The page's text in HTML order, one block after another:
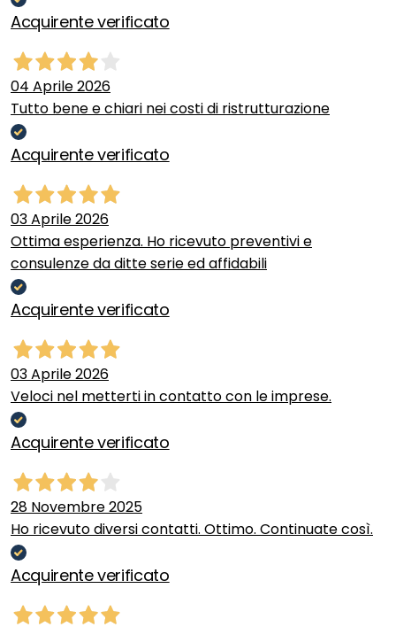
Acquirente verificato
04 Aprile 2026
Tutto bene e chiari nei costi di ristrutturazione
Acquirente verificato
03 Aprile 2026
Ottima esperienza. Ho ricevuto preventivi e
consulenze da ditte serie ed affidabili
Acquirente verificato
03 Aprile 2026
Veloci nel metterti in contatto con le imprese.
Acquirente verificato
28 Novembre 2025
Ho ricevuto diversi contatti. Ottimo. Continuate così.
Acquirente verificato